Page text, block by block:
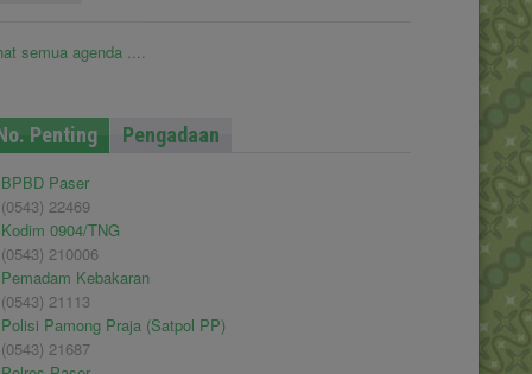
semua agenda ....
Penting Pengadaan
BPBD Paser
(0543) 22469
Kodim 0904/TNG
(0543) 210006
Pemadam Kebakaran
(0543) 21113
Polisi Pamong Praja (Satpol PP)
(0543) 21687